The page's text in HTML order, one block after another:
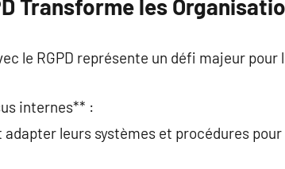
Transforme les
le RGPD représente un défi majeur pour
internes** :
leurs systèmes et procédures